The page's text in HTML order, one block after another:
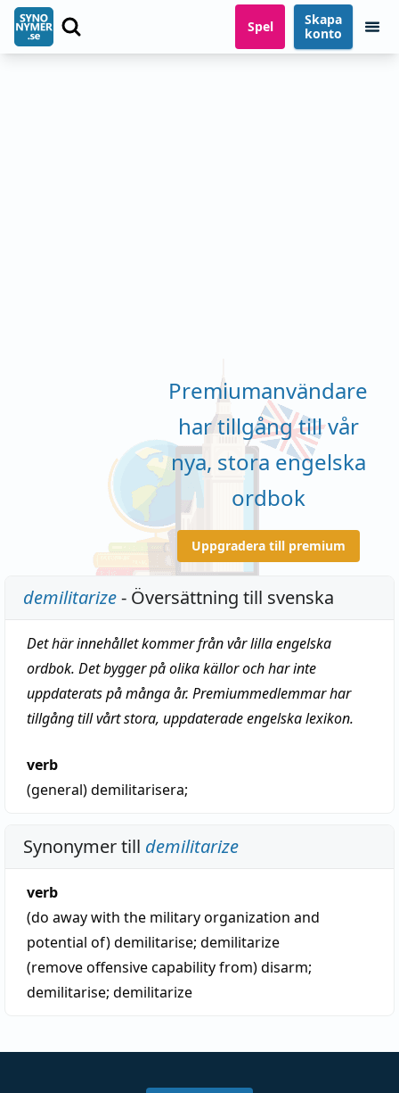
Spel
Skapa
konto
Premiumanvändare
har tillgång till vår
nya, stora engelska
ordbok
Uppgradera till premium
demilitarize- Översättning till svenska
Det här innehållet kommer från vår lilla engelska
ordbok. Det bygger på olika källor och har inte
uppdaterats på många år. Premiummedlemmar har
tillgång till vårt stora, uppdaterade engelska lexikon.
verb
(general)demilitarisera;
Synonymer till demilitarize
verb
(do away with the military organization and
potential of)demilitarise; demilitarize
(remove offensive capability from)disarm;
demilitarise; demilitarize